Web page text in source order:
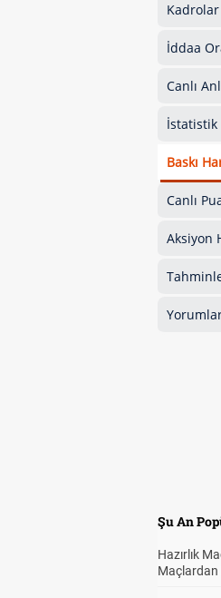
Kadrolar
İddaa
Canlı
İstatistik
Baskı
Canlı
Aksiyon
Şu An
Hazırlık
Maçlardan